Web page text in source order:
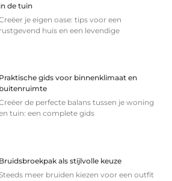
in de tuin
je eigen oase: tips voor een
rustgevend huis en een levendige
Praktische gids voor binnenklimaat en
buitenruimte
de perfecte balans tussen je woning
tuin: een complete gids
Bruidsbroekpak als stijlvolle keuze
meer bruiden kiezen voor een outfit